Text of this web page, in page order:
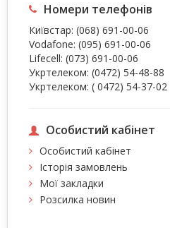
Номери телефонів
Київстар: (068) 691-00-06
Vodafone: (095) 691-00-06
Lifecell: (073) 691-00-06
Укртелеком: (0472) 54-48-88
Укртелеком: ( 0472) 54-37-02
Особистий кабінет
Особистий кабінет
Історія замовлень
Мої закладки
Розсилка новин